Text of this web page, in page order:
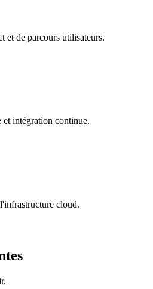
et de parcours utilisateurs.
et intégration continue.
cloud.